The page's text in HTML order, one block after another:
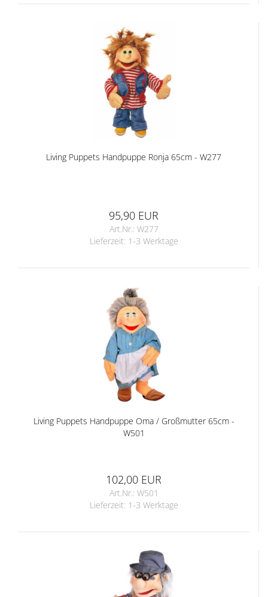
Living Puppets Handpuppe Ronja 65cm - W277
95,90 EUR
Art.Nr.: W277
Lieferzeit: 1-3 Werktage
Living Puppets Handpuppe Oma / Großmutter 65cm -
W501
102,00 EUR
Art.Nr.: W501
Lieferzeit: 1-3 Werktage